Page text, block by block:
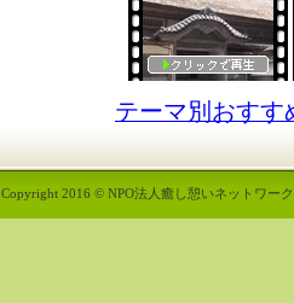
テーマ別おすす
Copyright 2016 © NPO法人癒し憩いネットワー